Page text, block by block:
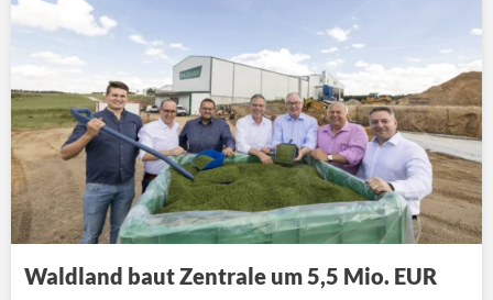
Waldland baut Zentrale um 5,5 Mio. EUR